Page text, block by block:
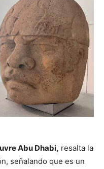
Abu Dhabi, resalta la
señalando que es un